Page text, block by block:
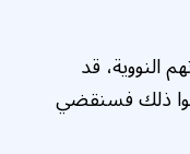
النووية، قد
ذلك فسنقضي